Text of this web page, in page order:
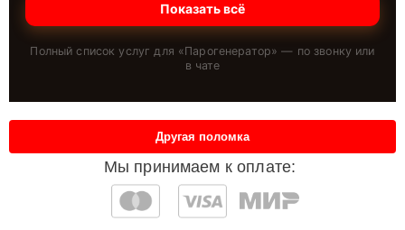
Показать всё
Полный список услуг для «Парогенератор» — по звонку или
в чате
Мы принимаем к оплате:
Другая поломка